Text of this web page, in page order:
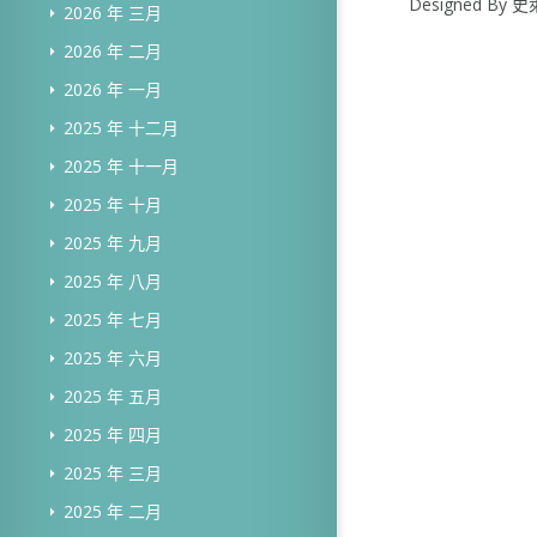
2026 年 三月
2026 年 二月
2026 年 一月
2025 年 十二月
2025 年 十一月
2025 年 十月
2025 年 九月
2025 年 八月
2025 年 七月
2025 年 六月
2025 年 五月
2025 年 四月
2025 年 三月
2025 年 二月